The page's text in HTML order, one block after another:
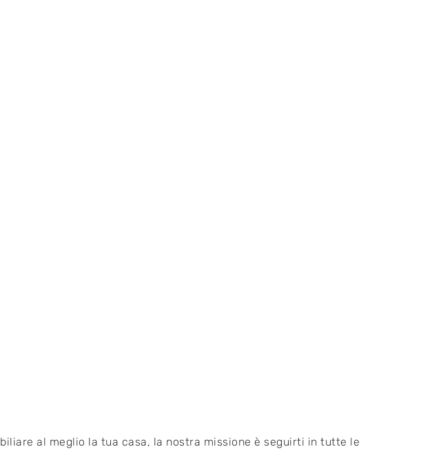
al meglio la tua casa, la nostra missione è seguirti in tutte le